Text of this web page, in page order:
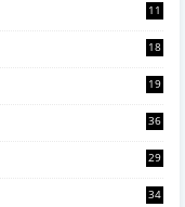
11
18
19
36
29
34